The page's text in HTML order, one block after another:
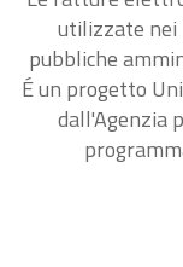
utilizzate nei
pubbliche
É un progetto
dall'Agenzia